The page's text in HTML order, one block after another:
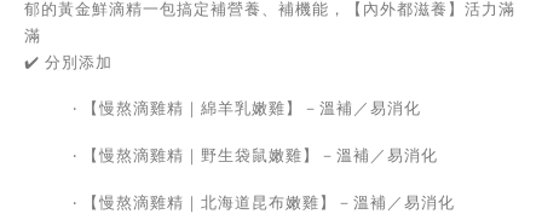
郁的黃金鮮滴精一包搞定補營養、補機能，【內外都滋養】活力滿
滿
✔️ 分別添加
‧ 【慢熬滴雞精｜綿羊乳嫩雞】－溫補／易消化
‧ 【慢熬滴雞精｜野生袋鼠嫩雞】－溫補／易消化
‧ 【慢熬滴雞精｜北海道昆布嫩雞】－溫補／易消化